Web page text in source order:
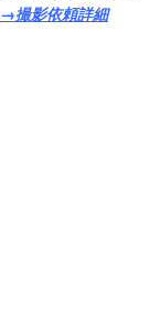
→撮影依頼詳細